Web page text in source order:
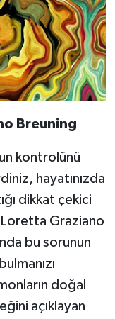
Breuning
kontrolünü
hayatınızda
dikkat çekici
Loretta Graziano
bu sorunun
doğal
açıklayan